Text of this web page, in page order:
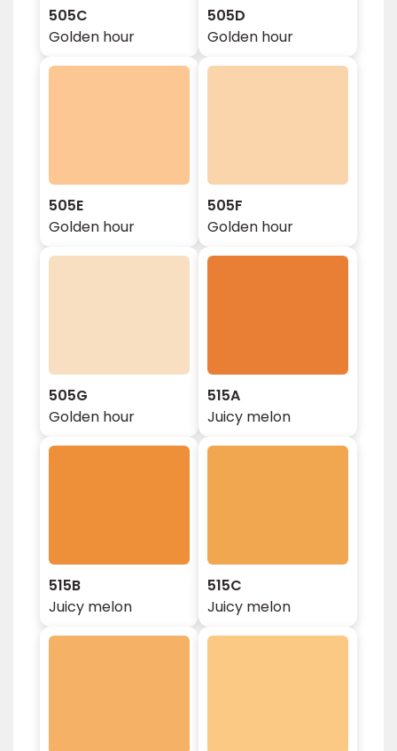
505C
Golden hour
505D
Golden hour
505E
Golden hour
505F
Golden hour
505G
Golden hour
515A
Juicy melon
515B
Juicy melon
515C
Juicy melon